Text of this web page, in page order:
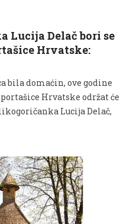
Lucija Delač bori se
Hrvatske:
bila domaćin, ove godine
Hrvatske održat će
Lucija Delač,